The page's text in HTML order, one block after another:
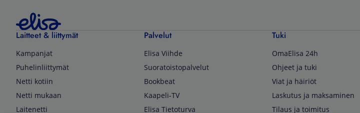
Laitteet & liittymät
Kampanjat
Puhelinliittymät
Netti kotiin
Netti mukaan
Laitenetti
Palvelut
Elisa Viihde
Suoratoistopalvelut
Bookbeat
Kaapeli-TV
Elisa Tietoturva
Tuki
OmaElisa 24h
Ohjeet ja tuki
Viat ja häiriöt
Laskutus ja maksaminen
Tilaus ja toimitus